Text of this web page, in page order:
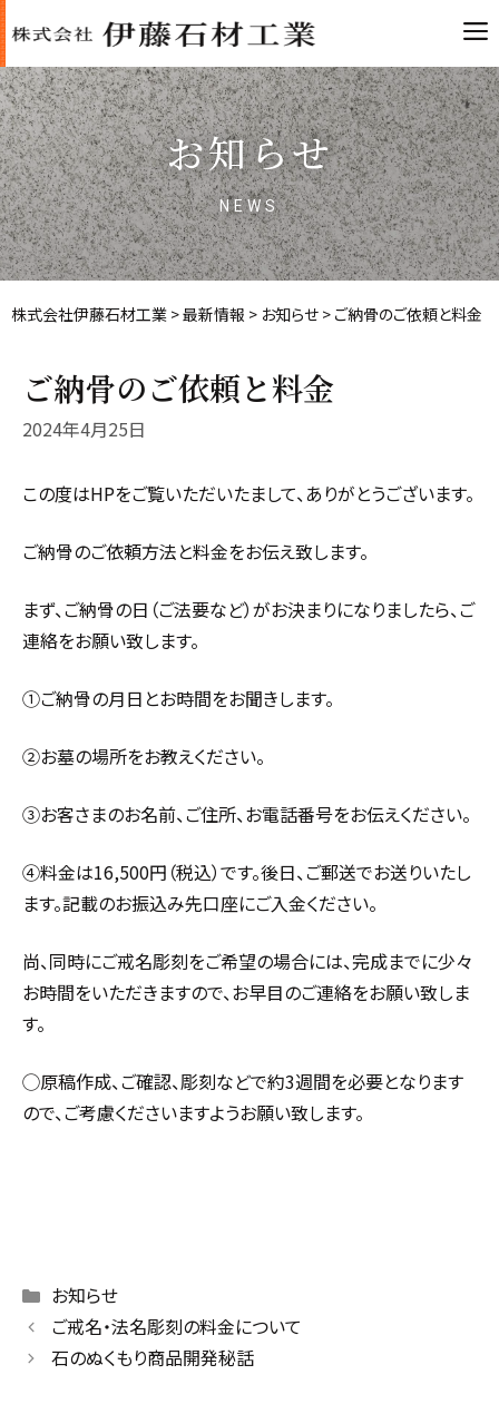
Skip
to
content
お知らせ
NEWS
株式会社伊藤石材工業 >最新情報 > お知らせ > ご納骨のご依頼と料金
ご納骨のご依頼と料金
2024年4月25日
この度はHPをご覧いただいたまして、ありがとうございます。
ご納骨のご依頼方法と料金をお伝え致します。
まず、ご納骨の日（ご法要など）がお決まりになりましたら、ご
連絡をお願い致します。
①ご納骨の月日とお時間をお聞きします。
②お墓の場所をお教えください。
③お客さまのお名前、ご住所、お電話番号をお伝えください。
④料金は16,500円（税込）です。後日、ご郵送でお送りいたし
ます。記載のお振込み先口座にご入金ください。
尚、同時にご戒名彫刻をご希望の場合には、完成までに少々
お時間をいただきますので、お早目のご連絡をお願い致しま
す。
◯原稿作成、ご確認、彫刻などで約3週間を必要となります
ので、ご考慮くださいますようお願い致します。
Categories
お知らせ
ご戒名・法名彫刻の料金について
石のぬくもり商品開発秘話